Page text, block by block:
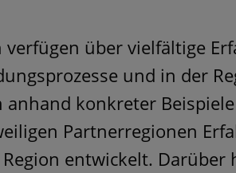
über vielfältige
und in der
anhand konkreter
Partnerregionen
entwickelt. Darüber